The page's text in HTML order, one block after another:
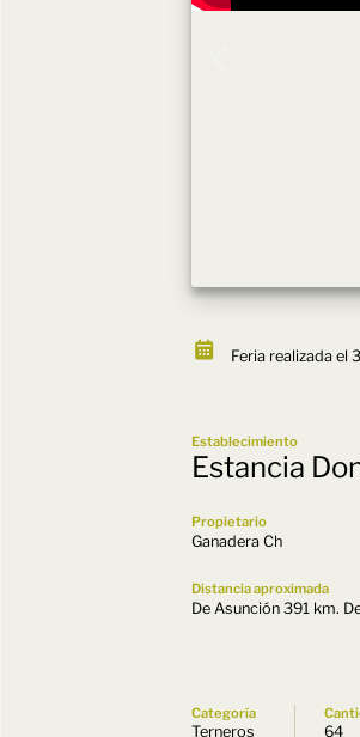
Feria realizada el
Establecimiento
Estancia
Propietario
Ganadera Ch
Distancia aproximada
De Asunción 391 km.
Categoría
Terneros
64